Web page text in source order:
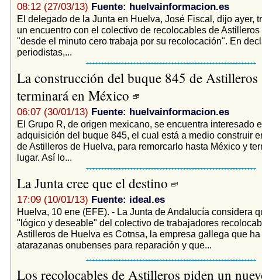
08:12 (27/03/13) Fuente: huelvainformacion.es
El delegado de la Junta en Huelva, José Fiscal, dijo ayer,
un encuentro con el colectivo de recolocables de
"desde el minuto cero trabaja por su recolocación". En
periodistas,...
La construcción del buque 845 de Astilleros
terminará en México
06:07 (30/01/13) Fuente: huelvainformacion.es
El Grupo R, de origen mexicano, se encuentra interesado
adquisición del buque 845, el cual está a medio construir
de Astilleros de Huelva, para remorcarlo hasta México y
lugar. Así lo...
La Junta cree que el destino
17:09 (10/01/13) Fuente: ideal.es
Huelva, 10 ene (EFE). - La Junta de Andalucía considera
"lógico y deseable" del colectivo de trabajadores
Astilleros de Huelva es Cotnsa, la empresa gallega que
atarazanas onubenses para reparación y que...
Los recolocables de Astilleros piden un